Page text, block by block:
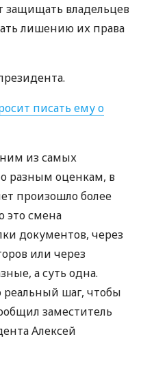
защищать владельцев
лишению их права
писать ему о
из самых
разным оценкам, в
произошло более
это смена
документов, через
или через
а суть одна.
шаг, чтобы
заместитель
Алексей